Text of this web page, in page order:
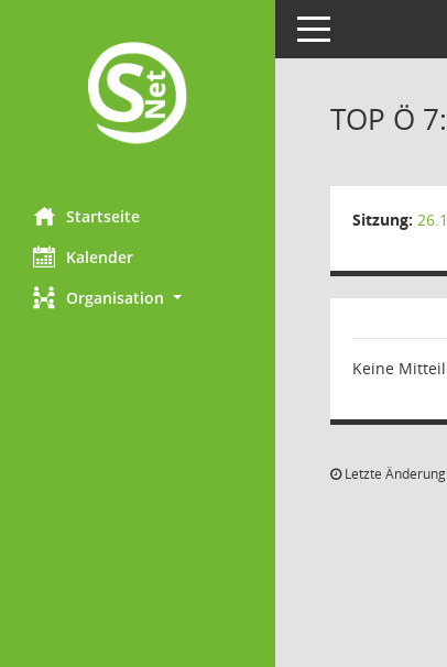
Startseite
Kalender
Organisation
Toggle navigation
TOP Ö
Sitzung:
Keine
Letzte